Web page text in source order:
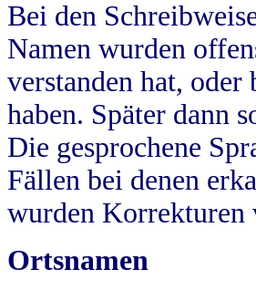
Bei den
Namen wurden
verstanden hat, oder
haben. Später dann
Die gesprochene
Fällen bei denen
wurden Korrekturen
Ortsnamen